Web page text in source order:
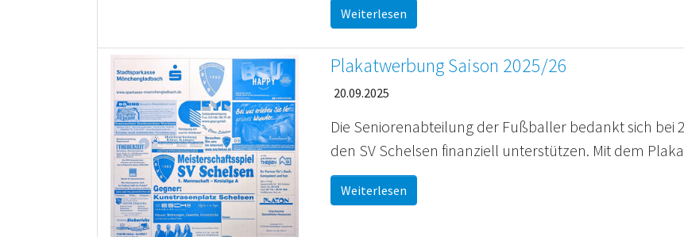
Weiterlesen
Plakatwerbung Saison 2025/26
20.09.2025
Die Seniorenabteilung der Fußballer bedankt sich bei
den SV Schelsen finanziell unterstützen. Mit dem
Weiterlesen